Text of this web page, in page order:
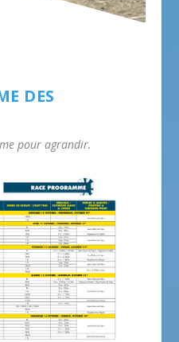
DES
pour agrandir.